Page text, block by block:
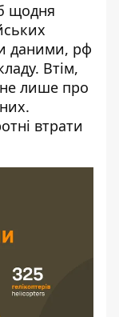
щодня
даними, рф
. Втім,
не лише про
втрати